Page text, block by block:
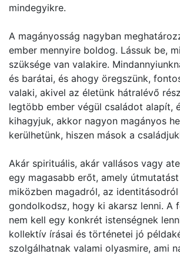
mindegyikre.
A magányosság nagyban
ember mennyire boldog. Lássuk be,
szüksége van valakire.
és barátai, és ahogy öregszünk,
valaki, akivel az életünk hátralévő
legtöbb ember végül családot alapít,
kihagyjuk, akkor nagyon magányos
kerülhetünk, hiszen mások a
Akár spirituális, akár vallásos vagy
egy magasabb erőt, amely
miközben magadról, az
gondolkodsz, hogy ki akarsz lenni. A
nem kell egy konkrét istenségnek
kollektív írásai és történetei jó
szolgálhatnak valami olyasmire, ami